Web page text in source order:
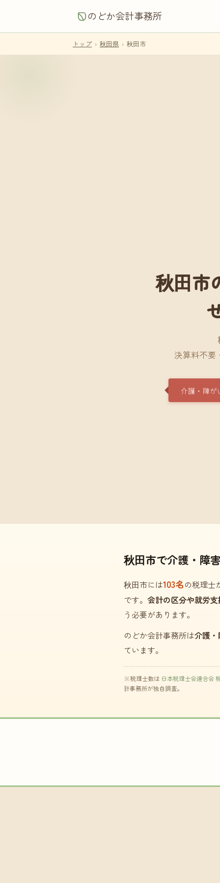
のどか会計事務所
トップ › 秋田県 › 秋田市
秋田市
決算料不要
介護・障が
秋田市で介護・障
秋田市には103名の税理士
です。 会計の区分や就労
う必要があります。
のどか会計事務所は介護
ています。
※税理士数は 日本税理士会連合会
計事務所が独自調査。